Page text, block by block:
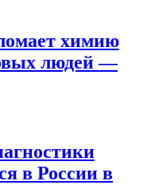
химию
людей —
в России в